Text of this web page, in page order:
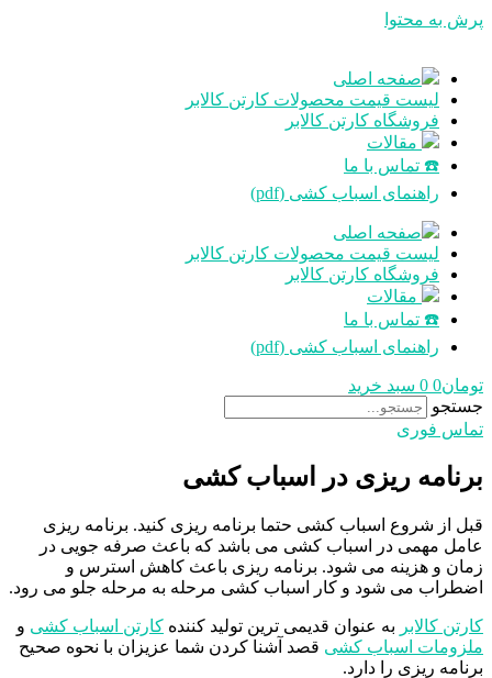
پرش به محتوا
صفحه اصلی
لیست قیمت محصولات کارتن کالابر
فروشگاه کارتن کالابر
مقالات
☎️ تماس با ما
راهنمای اسباب کشی (pdf)
صفحه اصلی
لیست قیمت محصولات کارتن کالابر
فروشگاه کارتن کالابر
مقالات
☎️ تماس با ما
راهنمای اسباب کشی (pdf)
تومان0
0 سبد خرید
جستجو
تماس فوری
برنامه ریزی در اسباب کشی
قبل از شروع اسباب کشی حتما برنامه ریزی کنید. برنامه ریزی
عامل مهمی در اسباب کشی می باشد که باعث صرفه جویی در
زمان و هزینه می شود. برنامه ریزی باعث کاهش استرس و
اضطراب می شود و کار اسباب کشی مرحله به مرحله جلو می رود.
کارتن کالابر به عنوان قدیمی ترین تولید کننده کارتن اسباب کشی و
ملزومات اسباب کشی قصد آشنا کردن شما عزیزان با نحوه صحیح
برنامه ریزی را دارد.